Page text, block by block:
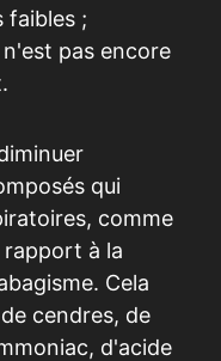
faibles ;
pas encore
qui
comme
à la
Cela
cendres, de
d'acide